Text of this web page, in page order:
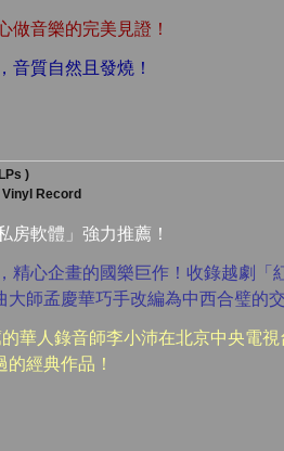
音樂的完美見證！
質自然且發燒！
)
Record
軟體」強力推薦！
精心企畫的國樂巨作！收錄越劇「
大師孟慶華巧手改編為中西合璧的
華人錄音師李小沛在北京中央電
經典作品！